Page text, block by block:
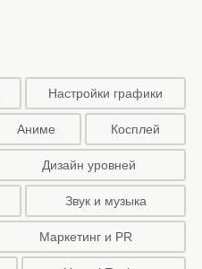
Настройки графики
Аниме Косплей
Дизайн уровней
Звук и музыка
Маркетинг и PR